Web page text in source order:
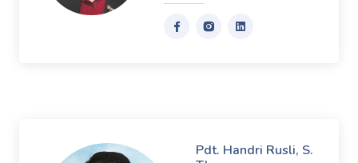
Pdt. Handri Rusli, S.